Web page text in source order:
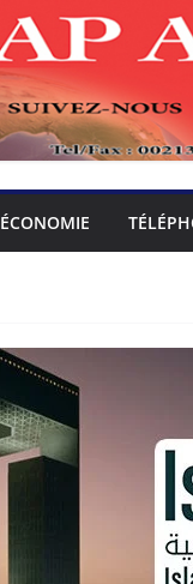
ÉCONOMIE